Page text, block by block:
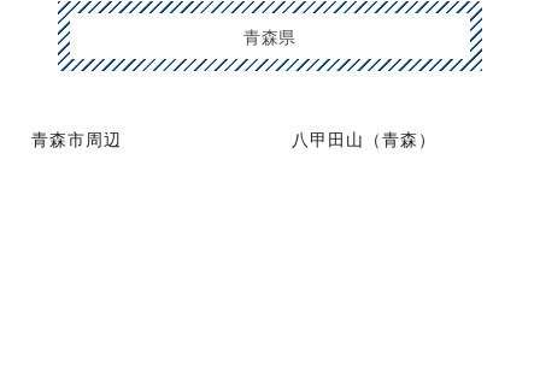
青森県
青森市周辺 八甲田山（青森）